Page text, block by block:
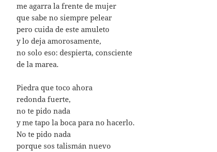
me agarra la frente de mujer
que sabe no siempre pelear
pero cuida de este amuleto
y lo deja amorosamente,
no solo eso: despierta, consciente
de la marea.
Piedra que toco ahora
redonda fuerte,
no te pido nada
y me tapo la boca para no hacerlo.
No te pido nada
porque sos talismán nuevo